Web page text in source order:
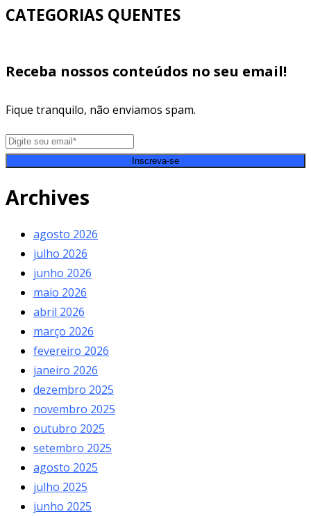
CATEGORIAS QUENTES
Receba nossos conteúdos no seu email!
Fique tranquilo, não enviamos spam.
Inscreva-se
Archives
agosto 2026
julho 2026
junho 2026
maio 2026
abril 2026
março 2026
fevereiro 2026
janeiro 2026
dezembro 2025
novembro 2025
outubro 2025
setembro 2025
agosto 2025
julho 2025
junho 2025